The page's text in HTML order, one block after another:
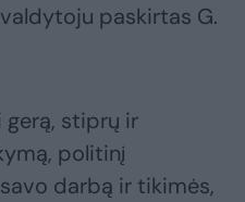
paskirtas G.
gerą, stiprų ir
politinį
darbą ir tikimės,